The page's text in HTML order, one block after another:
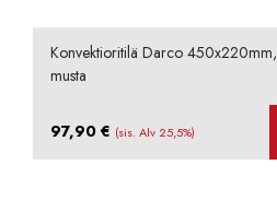
Konvektioritilä Darco 450x220mm,
musta
97,90 € (sis. Alv 25,5%)